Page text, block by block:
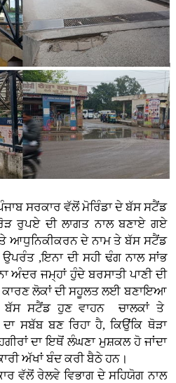
ਸਰਕਾਰ ਵੱਲੋਂ ਮੋਰਿੰਡਾ ਦੇ ਬੱਸ ਸਟੈਂਡ
ਰੁਪਏ ਦੀ ਲਾਗਤ ਨਾਲ ਬਣਾਏ ਗਏ
ਆਧੁਨਿਕੀਕਰਨ ਦੇ ਨਾਮ ਤੇ ਬੱਸ ਸਟੈਂਡ
,ਇਨਾ ਦੀ ਸਹੀ ਢੰਗ ਨਾਲ ਸਾਂਭ
ਅੰਦਰ ਜਮ੍ਹਾਂ ਹੁੰਦੇ ਬਰਸਾਤੀ ਪਾਣੀ ਦੀ
ਕਾਰਣ ਲੋਕਾਂ ਦੀ ਸਹੂਲਤ ਲਈ ਬਣਾਇਆ
ਸਟੈਂਡ ਹੁਣ ਵਾਹਨ ਚਾਲਕਾਂ ਤੇ
ਸਬੱਬ ਬਣ ਰਿਹਾ ਹੈ, ਕਿਉਂਕਿ ਥੋੜਾ
ਦਾ ਇਥੋਂ ਲੰਘਣਾ ਮੁਸ਼ਕਲ ਹੋ ਜਾਂਦਾ
ਅੱਖਾਂ ਬੰਦ ਕਰੀ ਬੈਠੇ ਹਨ।
ਵੱਲੋਂ ਰੇਲਵੇ ਵਿਭਾਗ ਦੇ ਸਹਿਯੋਗ ਨਾਲ